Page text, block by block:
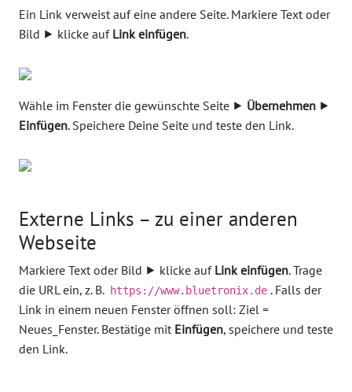
Ein Link verweist auf eine andere Seite. Markiere Text oder
Bild ⯈ klicke auf Link einfügen.
Wähle im Fenster die gewünschte Seite ⯈ Übernehmen ⯈
Einfügen. Speichere Deine Seite und teste den Link.
Externe Links – zu einer anderen
Webseite
Markiere Text oder Bild ⯈ klicke auf Link einfügen. Trage
die URL ein, z. B. https://www.bluetronix.de . Falls der
Link in einem neuen Fenster öffnen soll: Ziel =
Neues_Fenster. Bestätige mit Einfügen, speichere und teste
den Link.